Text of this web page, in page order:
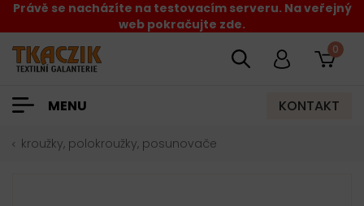
Právě se nacházíte na testovacím serveru. Na veřejný
web pokračujte zde.
0
MENU KONTAKT
kroužky, polokroužky, posunovače